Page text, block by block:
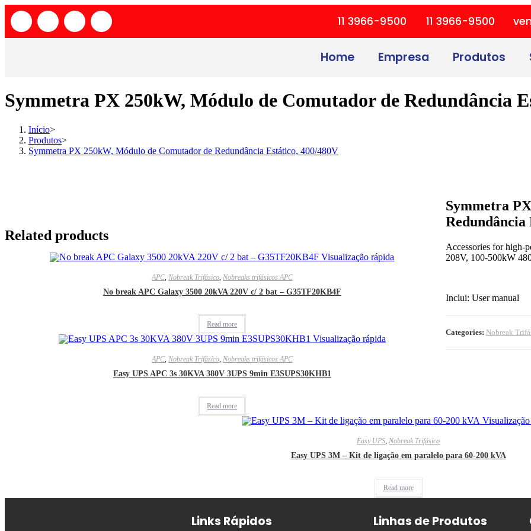
11 3966-9500 11 3966-9500
Home Empresa Produtos
Symmetra PX 250kW, Módulo de Comutador de Redundância
Início>
Produtos>
Symmetra PX 250kW, Módulo de Comutador de Redundância Estático, 400/480V
Symmetra
Redundância
Accessories for high-
208V, 100-500kW
Inclui: User manual
Categories: Nobreak
Related products
Visualização rápida
APC, Nobreak Trifásico, Nobreaks trifásicos APC
No break APC Galaxy 3500 20kVA 220V c/ 2 bat – G35TF20KB4F
Read more
Visualização rápida
APC, Nobreak Trifásico, Nobreaks trifásicos APC
Easy UPS APC 3s 30KVA 380V 3UPS 9min E3SUPS30KHB1
Read more
Easy UPS, Nobreak Trifásico
Easy UPS 3M – Kit de ligação em paralelo para 60-200 kVA
Read more
Links Rápidos Linhas de Produtos